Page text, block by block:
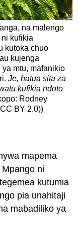
na malengo
kufikia
kutoka chuo
kujenga
mtu, mafanikio
Je, hatua sita za
kufikia ndoto
Rodney
BY 2.0))
mapema
ni
kutumia
pia unahitaji
mabadiliko ya